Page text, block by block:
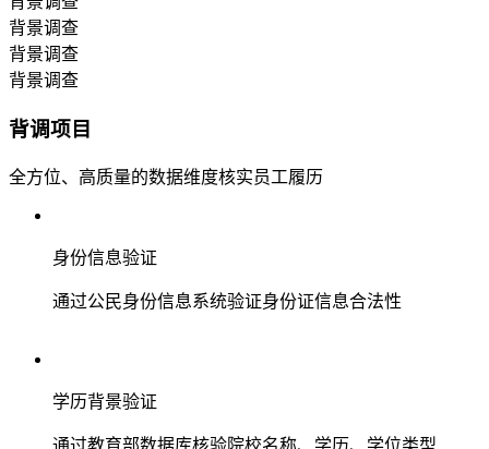
背景调查
背景调查
背景调查
背调项目
全方位、高质量的数据维度核实员工履历
身份信息验证
通过公民身份信息系统验证身份证信息合法性
学历背景验证
通过教育部数据库核验院校名称、学历、学位类型